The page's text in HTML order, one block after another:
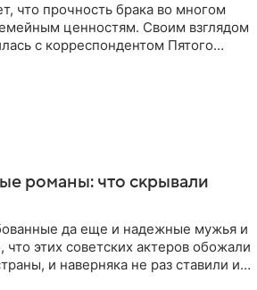
что прочность брака во многом
ценностям. Своим взглядом
с корреспондентом Пятого
романы: что скрывали
да еще и надежные мужья и
этих советских актеров обожали
и наверняка не раз ставили их